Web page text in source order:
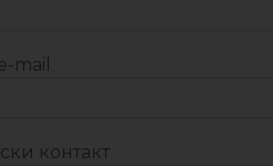
mail
контакт